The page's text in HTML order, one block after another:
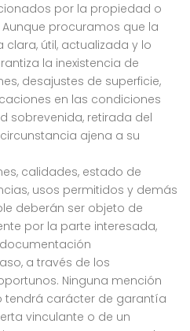
por la propiedad o
procuramos que la
útil, actualizada y lo
la inexistencia de
desajustes de superficie,
en las condiciones
sobrevenida, retirada del
ajena a su
calidades, estado de
usos permitidos y demás
deberán ser objeto de
por la parte interesada,
a través de los
Ninguna mención
tendrá carácter de garantía
vinculante o de un